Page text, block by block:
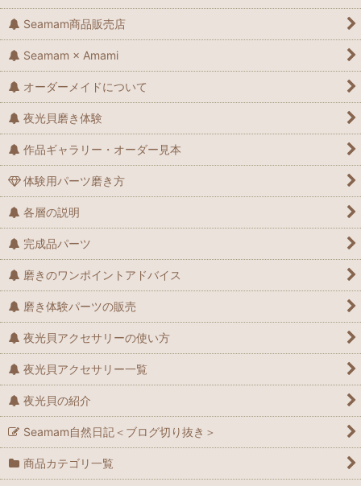
Seamam商品販売店
Seamam × Amami
オーダーメイドについて
夜光貝磨き体験
作品ギャラリー・オーダー見本
体験用パーツ磨き方
各層の説明
完成品パーツ
磨きのワンポイントアドバイス
磨き体験パーツの販売
夜光貝アクセサリーの使い方
夜光貝アクセサリー一覧
夜光貝の紹介
Seamam自然日記＜ブログ切り抜き＞
商品カテゴリ一覧